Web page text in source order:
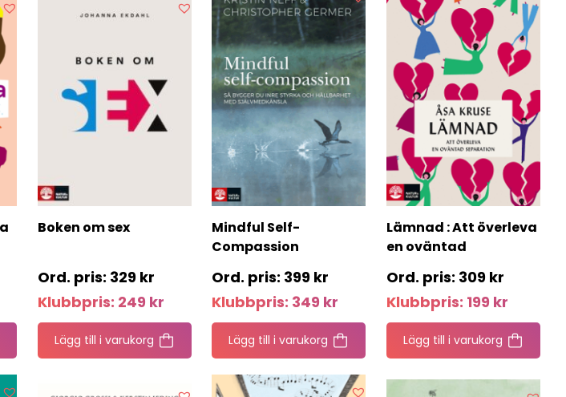
Boken om sex
329 kr
Klubbpris: 249 kr
Lägg till i varukorg
Mindful Self-
Compassion
399 kr
Klubbpris: 349 kr
Lägg till i varukorg
Lämnad : Att överleva
en oväntad
309 kr
Klubbpris: 199 kr
Lägg till i varukorg